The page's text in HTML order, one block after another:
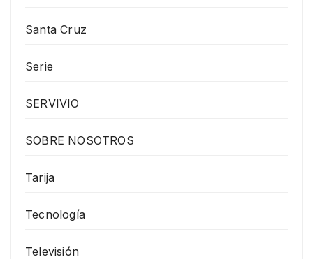
Santa Cruz
Serie
SERVIVIO
SOBRE NOSOTROS
Tarija
Tecnología
Televisión